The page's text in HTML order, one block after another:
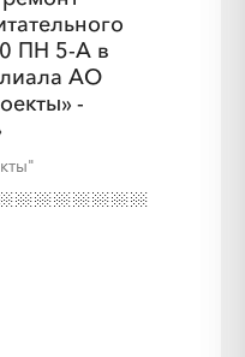
ПН 5-А в
АО
-